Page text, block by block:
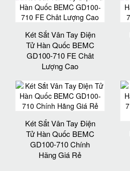
Két Sắt Vân Tay Điện
Tử Hàn Quốc BEMC
GD100-710 FE Chât
Lượng Cao
Két Sắt Vân Tay Điện
Tử Hàn Quốc BEMC
GD100-710 Chính
Hãng Giá Rẻ